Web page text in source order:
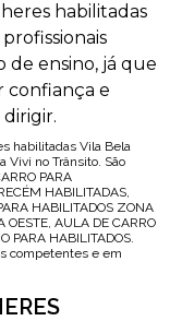
habilitadas
de ensino, já que
confiança e
habilitadas Vila Bela
Vivi no Trânsito. São
PARA
HABILITADAS,
HABILITADOS ZONA
OESTE, AULA DE CARRO
PARA HABILITADOS.
competentes e em